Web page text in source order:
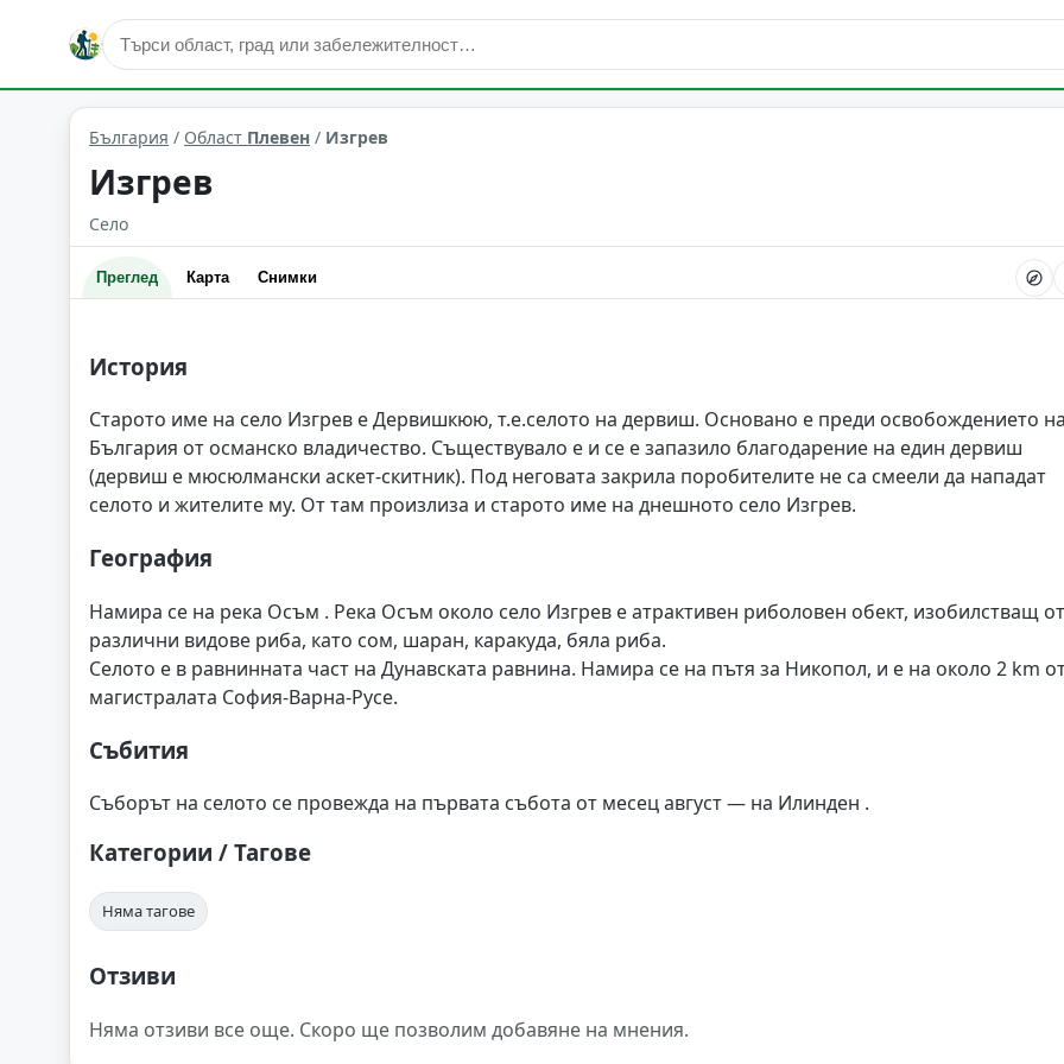
Изгрев Област: Плевен
България / Област Плевен / Изгрев
Изгрев
Село
Преглед Карта Снимки
История
Старото име на село Изгрев е Дервишкюю, т.е.селото на дервиш. Основано е преди освобождението
България от османско владичество. Съществувало е и се е запазило благодарение на един дервиш
(дервиш е мюсюлмански аскет-скитник). Под неговата закрила поробителите не са смеели да нападат
селото и жителите му. От там произлиза и старото име на днешното село Изгрев.
География
Намира се на река Осъм . Река Осъм около село Изгрев е атрактивен риболовен обект, изобилстващ от
различни видове риба, като сом, шаран, каракуда, бяла риба.
Селото е в равнинната част на Дунавската равнина. Намира се на пътя за Никопол, и е на около 2 km
магистралата София-Варна-Русе.
Събития
Съборът на селото се провежда на първата събота от месец август — на Илинден .
Категории / Тагове
Няма тагове
Отзиви
Няма отзиви все още. Скоро ще позволим добавяне на мнения.